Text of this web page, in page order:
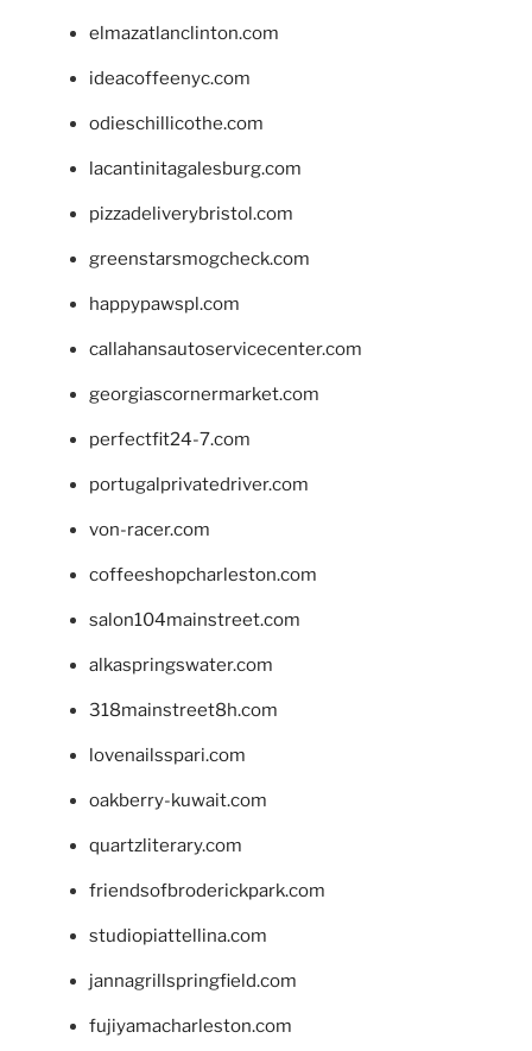
elmazatlanclinton.com
ideacoffeenyc.com
odieschillicothe.com
lacantinitagalesburg.com
pizzadeliverybristol.com
greenstarsmogcheck.com
happypawspl.com
callahansautoservicecenter.com
georgiascornermarket.com
perfectfit24-7.com
portugalprivatedriver.com
von-racer.com
coffeeshopcharleston.com
salon104mainstreet.com
alkaspringswater.com
318mainstreet8h.com
lovenailsspari.com
oakberry-kuwait.com
quartzliterary.com
friendsofbroderickpark.com
studiopiattellina.com
jannagrillspringfield.com
fujiyamacharleston.com